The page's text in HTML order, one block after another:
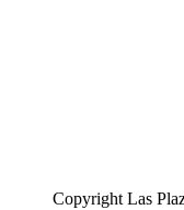
Copyright Las